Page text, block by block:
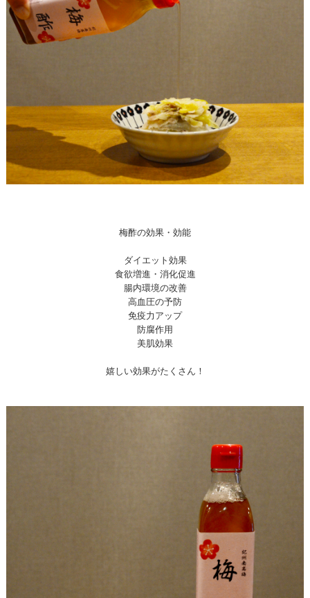
梅酢の効果・効能
ダイエット効果
食欲増進・消化促進
腸内環境の改善
高血圧の予防
免疫力アップ
防腐作用
美肌効果
嬉しい効果がたくさん！